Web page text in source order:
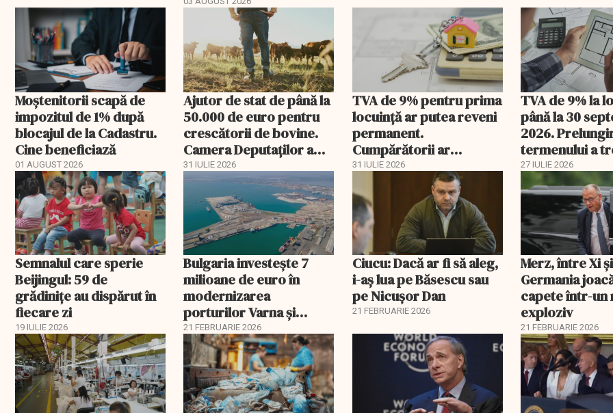
Moștenitorii scapă de
impozitul de 1% după
blocajul de la Cadastru.
Cine beneficiază
01 AUGUST 2026
Ajutor de stat de până la
50.000 de euro pentru
crescătorii de bovine.
Camera Deputaților a
aprobat schema
31 IULIE 2026
TVA de 9% pentru prima
locuință ar putea reveni
permanent.
Cumpărătorii ar
economisi zeci de mii de
31 IULIE 2026
TVA de 9% la
până la 30
2026.
termenului a
comisia din
27 IULIE 2026
Semnalul care sperie
Beijingul: 59 de
grădinițe au dispărut în
fiecare zi
19 IULIE 2026
Bulgaria investește 7
milioane de euro în
modernizarea
porturilor Varna și
Burgas
21 FEBRUARIE 2026
Ciucu: Dacă ar fi să aleg,
i-aș lua pe Băsescu sau
pe Nicușor Dan
21 FEBRUARIE 2026
Merz, între Xi
Germania
capete într-un
exploziv
21 FEBRUARIE 2026